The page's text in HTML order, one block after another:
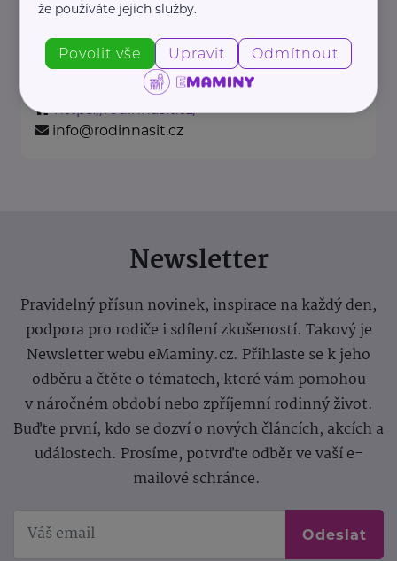
rodinné péče v ČR
Portál Rodinná síť je přední
informační platforma zaměřená ...
https://rodinnasit.cz/
info@rodinnasit.cz
Newsletter
Pravidelný přísun novinek, inspirace na každý den,
podpora pro rodiče i sdílení zkušeností. Takový je
Newsletter webu eMaminy.cz. Přihlaste se k jeho
odběru a čtěte o tématech, které vám pomohou
v náročném období nebo zpříjemní rodinný život.
Buďte první, kdo se dozví o nových článcích, akcích a
událostech. Prosíme, potvrďte odběr ve vaší e-
mailové schránce.
Odeslat
že používáte jejich služby.
Povolit vše Upravit Odmítnout